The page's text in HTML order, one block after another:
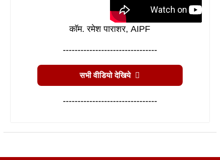
कॉम. रमेश पाराशर, AIPF
--------------------------------
सभी वीडियो देखिये
--------------------------------